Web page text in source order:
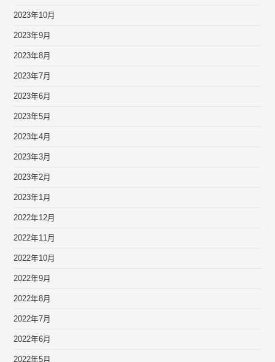
2023年10月
2023年9月
2023年8月
2023年7月
2023年6月
2023年5月
2023年4月
2023年3月
2023年2月
2023年1月
2022年12月
2022年11月
2022年10月
2022年9月
2022年8月
2022年7月
2022年6月
2022年5月